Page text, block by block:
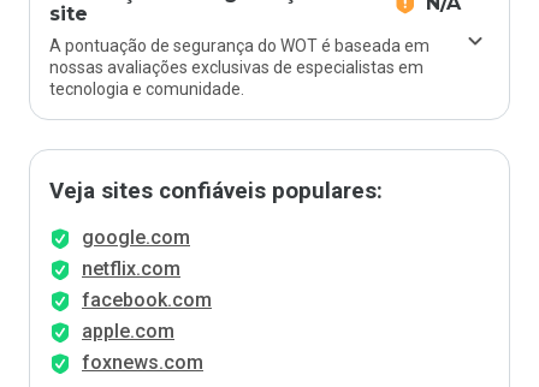
site
A pontuação de segurança do WOT é baseada em
nossas avaliações exclusivas de especialistas em
tecnologia e comunidade.
Veja sites confiáveis populares:
google.com
netflix.com
facebook.com
apple.com
foxnews.com